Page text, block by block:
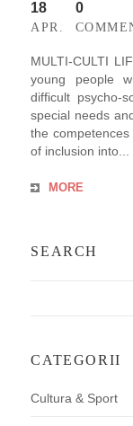
18
APR.
0
MULTI-CULTI
young people
difficult psycho-
special needs
the
of inclusion into...
MORE
SEARCH
CATEGORII
Cultura & Sport